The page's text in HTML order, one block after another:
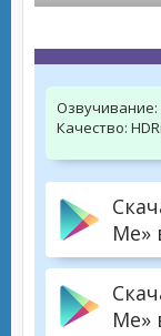
Озвучивание:
Качество:
Me»
Me»